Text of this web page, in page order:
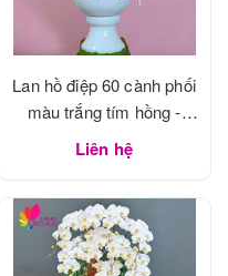
Lan hồ điệp 60 cành phối
màu trắng tím hồng -
LHD1183
Liên hệ